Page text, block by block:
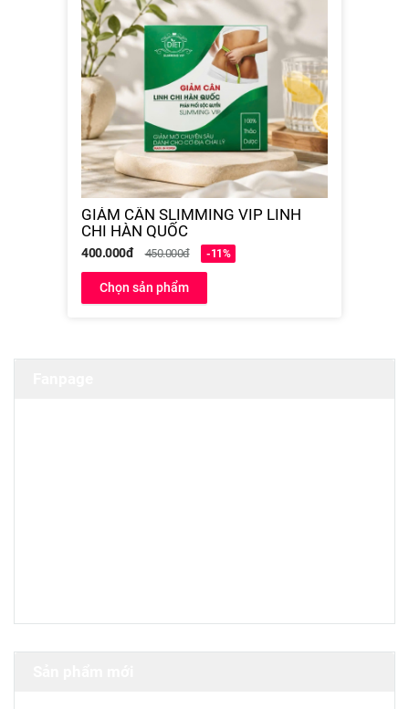
GIẢM CÂN SLIMMING VIP LINH
CHI HÀN QUỐC
400.000đ 450.000đ -11%
Chọn sản phẩm